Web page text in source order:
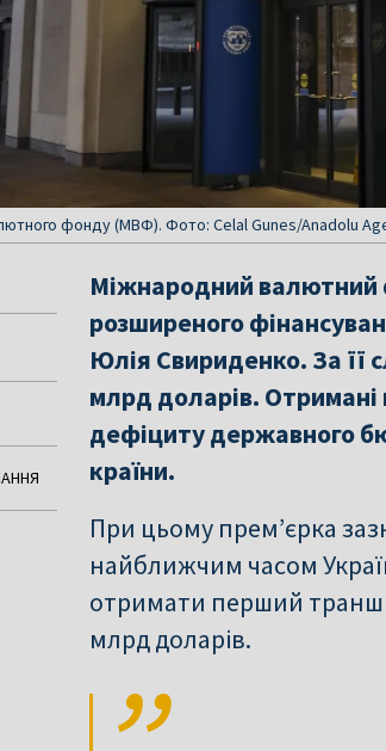
фонду (МВФ). Фото: Celal Gunes/Anadolu
Міжнародний валютний
розширеного
Юлія Свириденко. За її
млрд доларів.
дефіциту державного
країни.
При цьому прем’єрка
найближчим часом
отримати перший
млрд доларів.